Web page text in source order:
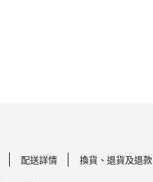
配送詳情 換貨、退貨及退款